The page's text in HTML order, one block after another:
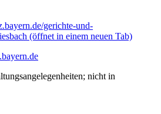
gerichte-und-
(öffnet in einem neuen Tab)
nicht in